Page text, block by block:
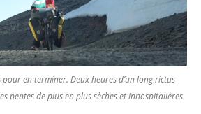
en terminer. Deux heures d’un long rictus
pentes de plus en plus sèches et inhospitalières